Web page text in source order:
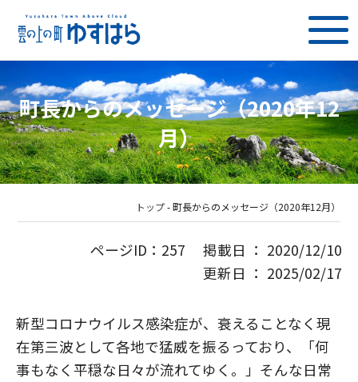
町長からのメッセージ（2020年12
月）
トップ-町長からのメッセージ（2020年12月）
ページID：257 掲載日 ： 2020/12/10
更新日 ： 2025/02/17
新型コロナウイルス感染症が、衰えることなく現
在第三波として各地で猛威を振るっており、「何
事もなく平穏な日々が流れてゆく。」そんな日常